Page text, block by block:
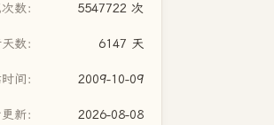
数： 5547722 次
数： 6147 天
间： 2009-10-09
新： 2026-08-08